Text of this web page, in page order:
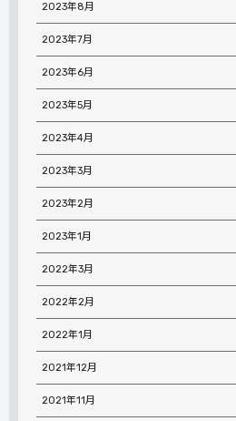
2023年8月
2023年7月
2023年6月
2023年5月
2023年4月
2023年3月
2023年2月
2023年1月
2022年3月
2022年2月
2022年1月
2021年12月
2021年11月